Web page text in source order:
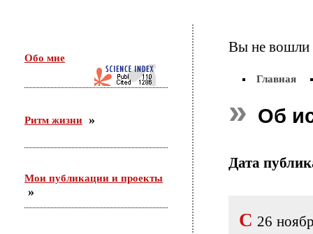
26 февраля в г. Орехово-Зуево состоялся круглый
стол по проекту «Сетевое научно-педагогическое
партнерство». Участники — ФГБНУ «ИИДСВ
РАО», ГОО ВПО «ГГТУ», Управление образования
г.о. Орехово-Зуево
25.12.2015
Приняла участие во «II Всероссийском
корчаковском сборе: от практики к моделям
развития педагогического образования». Выступила
с сообщением «Советские педагоги и несоветские
дети. Парадоксы воспитания».
Обо мне
Ритм жизни
Мои публикации и проекты
Вы не вошли
Главная
Об
Дата
С 26